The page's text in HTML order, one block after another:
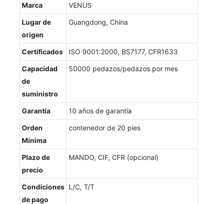
Marca VENUS
Lugar de
origen
Guangdong, China
Certificados ISO 9001:2000, BS7177, CFR1633
Capacidad
de
suministro
50000 pedazos/pedazos por mes
Garantía 10 años de garantía
Orden
Mínima
contenedor de 20 pies
Plazo de
precio
MANDO, CIF, CFR (opcional)
Condiciones
de pago
L/C, T/T